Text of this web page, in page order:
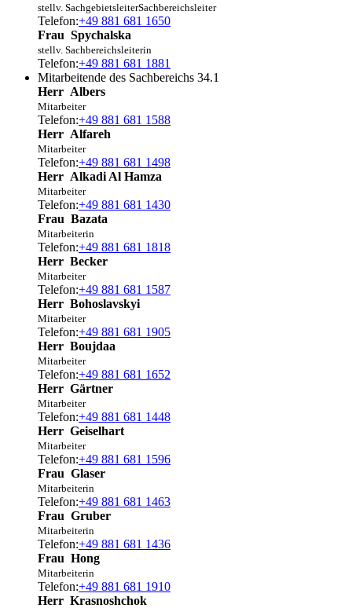
stellv. SachgebietsleiterSachbereichsleiter
Telefon:+49 881 681 1650
Frau Spychalska
stellv. Sachbereichsleiterin
Telefon:+49 881 681 1881
Mitarbeitende des Sachbereichs 34.1
Herr Albers
Mitarbeiter
Telefon:+49 881 681 1588
Herr Alfareh
Mitarbeiter
Telefon:+49 881 681 1498
Herr Alkadi Al Hamza
Mitarbeiter
Telefon:+49 881 681 1430
Frau Bazata
Mitarbeiterin
Telefon:+49 881 681 1818
Herr Becker
Mitarbeiter
Telefon:+49 881 681 1587
Herr Bohoslavskyi
Mitarbeiter
Telefon:+49 881 681 1905
Herr Boujdaa
Mitarbeiter
Telefon:+49 881 681 1652
Herr Gärtner
Mitarbeiter
Telefon:+49 881 681 1448
Herr Geiselhart
Mitarbeiter
Telefon:+49 881 681 1596
Frau Glaser
Mitarbeiterin
Telefon:+49 881 681 1463
Frau Gruber
Mitarbeiterin
Telefon:+49 881 681 1436
Frau Hong
Mitarbeiterin
Telefon:+49 881 681 1910
Herr Krasnoshchok